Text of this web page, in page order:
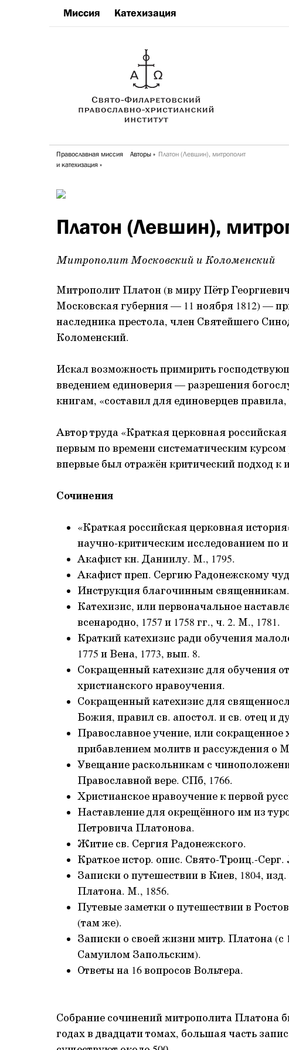
Миссия Катехизация
Православная миссия
и катехизация
Авторы Платон (Левшин), митрополит
Платон (Левшин),
Митрополит Московский и Коломенский
Митрополит Платон (в миру Пётр
Московская губерния — 11 ноября 1812) —
наследника престола, член Святейшего
Коломенский.
Искал возможность примирить
введением единоверия — разрешения
книгам, «составил для единоверцев
Автор труда «Краткая церковная
первым по времени систематическим
впервые был отражён критический подход к
Сочинения
«Краткая российская церковная
научно-критическим исследованием по
Акафист кн. Даниилу. М., 1795.
Акафист преп. Сергию Радонежскому
Инструкция благочинным
Катехизис, или первоначальное
всенародно, 1757 и 1758 гг., ч. 2. М., 1781.
Краткий катехизис ради обучения
1775 и Вена, 1773, вып. 8.
Сокращенный катехизис для обучения
христианского нравоучения.
Сокращенный катехизис для
Божия, правил св. апостол. и св. отец и
Православное учение, или сокращенное
прибавлением молитв и рассуждения о
Увещание раскольникам с
Православной вере. СПб, 1766.
Христианское нравоучение к первой
Наставление для окрещённого им из
Петровича Платонова.
Житие св. Сергия Радонежского.
Краткое истор. опис. Свято-Троиц.-Серг.
Записки о путешествии в Киев, 1804,
Платона. М., 1856.
Путевые заметки о путешествии в
(там же).
Записки о своей жизни митр. Платона (с
Самуилом Запольским).
Ответы на 16 вопросов Вольтера.
Собрание сочинений митрополита Платона
годах в двадцати томах, большая часть